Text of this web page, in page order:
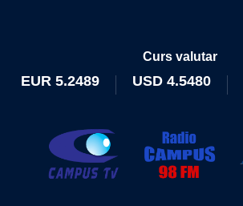
Curs valutar
EUR 5.2489 USD 4.5480